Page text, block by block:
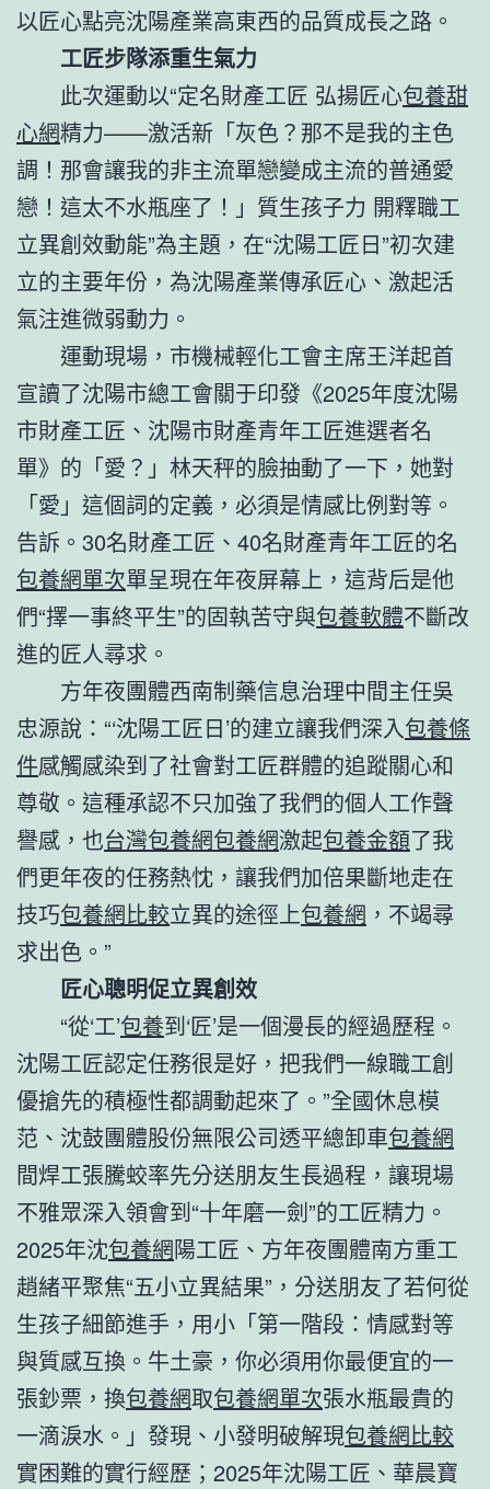
以匠心點亮沈陽產業高東西的品質成長之路。
工匠步隊添重生氣力
此次運動以“定名財產工匠 弘揚匠心包養甜
心網精力——激活新「灰色？那不是我的主色
調！那會讓我的非主流單戀變成主流的普通愛
戀！這太不水瓶座了！」質生孩子力 開釋職工
立異創效動能”為主題，在“沈陽工匠日”初次建
立的主要年份，為沈陽產業傳承匠心、激起活
氣注進微弱動力。
運動現場，市機械輕化工會主席王洋起首
宣讀了沈陽市總工會關于印發《2025年度沈陽
市財產工匠、沈陽市財產青年工匠進選者名
單》的「愛？」林天秤的臉抽動了一下，她對
「愛」這個詞的定義，必須是情感比例對等。
告訴。30名財產工匠、40名財產青年工匠的名
包養網單次單呈現在年夜屏幕上，這背后是他
們“擇一事終平生”的固執苦守與包養軟體不斷改
進的匠人尋求。
方年夜團體西南制藥信息治理中間主任吳
忠源說：“‘沈陽工匠日’的建立讓我們深入包養條
件感觸感染到了社會對工匠群體的追蹤關心和
尊敬。這種承認不只加強了我們的個人工作聲
譽感，也台灣包養網包養網激起包養金額了我
們更年夜的任務熱忱，讓我們加倍果斷地走在
技巧包養網比較立異的途徑上包養網 ，不竭尋
求出色。”
匠心聰明促立異創效
“從‘工’包養到‘匠’是一個漫長的經過歷程。
沈陽工匠認定任務很是好，把我們一線職工創
優搶先的積極性都調動起來了。”全國休息模
范、沈鼓團體股份無限公司透平總卸車包養網
間焊工張騰蛟率先分送朋友生長過程，讓現場
不雅眾深入領會到“十年磨一劍”的工匠精力。
2025年沈包養網陽工匠、方年夜團體南方重工
趙緒平聚焦“五小立異結果”，分送朋友了若何從
生孩子細節進手，用小「第一階段：情感對等
與質感互換。牛土豪，你必須用你最便宜的一
張鈔票，換包養網取包養網單次張水瓶最貴的
一滴淚水。」發現、小發明破解現包養網比較
實困難的實行經歷；2025年沈陽工匠、華晨寶